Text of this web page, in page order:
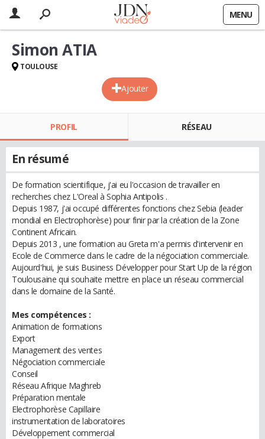
MENU
Ajouter
Simon ATIA
TOULOUSE
PROFIL RÉSEAU
En résumé
De formation scientifique, j'ai eu l'occasion de travailler en
recherches chez L'Oreal à Sophia Antipolis .
Depuis 1987, j'ai occupé différentes fonctions chez Sebia (leader
mondial en Electrophorèse) pour finir par la création de la Zone
Continent Africain.
Depuis 2013 , une formation au Greta m'a permis d'intervenir en
Ecole de Commerce dans le cadre de la négociation commerciale.
Aujourd'hui, je suis Business Développer pour Start Up de la région
Toulousaine qui souhaite mettre en place un réseau commercial
dans le domaine de la Santé.
Mes compétences :
Animation de formations
Export
Management des ventes
Négociation commerciale
Conseil
Réseau Afrique Maghreb
Préparation mentale
Electrophorèse Capillaire
instrumentation de laboratoires
Développement commercial